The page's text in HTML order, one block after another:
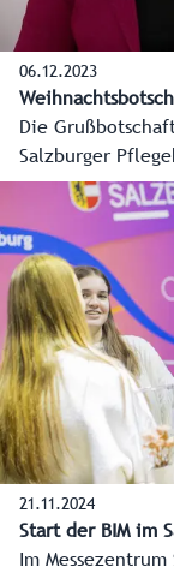
06.12.2023
Die
Salzburger
21.11.2024
Start der BIM im
Im